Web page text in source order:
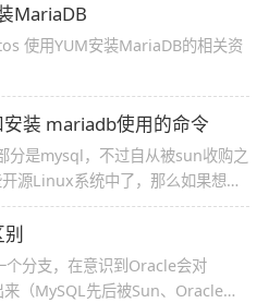
MariaDB
使用YUM安装MariaDB的相关资
装 mariadb使用的命令
分是mysql，不过自从被sun收购之
源Linux系统中了，那么如果想用
过程中肯定会用到些命令，下面通
安装mysql5.5和安装 mariadb使
分支，在意识到Oracle会对
（MySQL先后被Sun、Oracle收